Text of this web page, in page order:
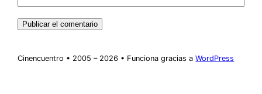
Cinencuentro • 2005 – 2026 • Funciona gracias aWordPress